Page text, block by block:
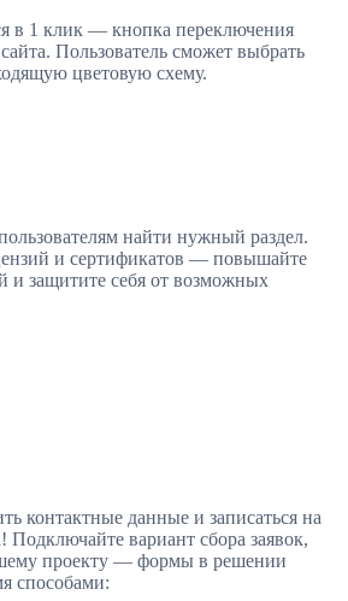
в 1 клик — кнопка переключения
Пользователь сможет выбрать
цветовую схему.
найти нужный раздел.
и сертификатов — повышайте
и защитите себя от возможных
контактные данные и записаться на
Подключайте вариант сбора заявок,
проекту — формы в решении
способами: